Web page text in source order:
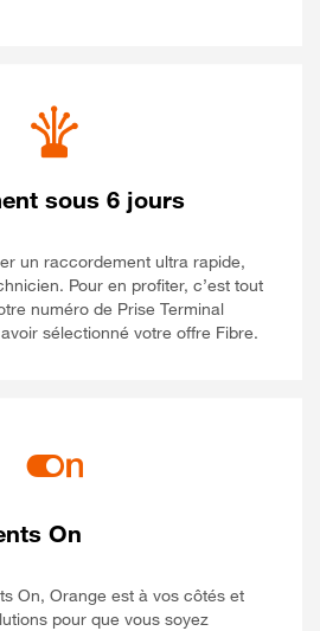
sous 6 jours
un raccordement ultra rapide,
Pour en profiter, c’est tout
numéro de Prise Terminal
sélectionné votre offre Fibre.
On
On, Orange est à vos côtés et
pour que vous soyez